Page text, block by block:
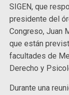
SIGEN, que
presidente del
Congreso, Juan
que están
facultades de
Derecho y
Durante una